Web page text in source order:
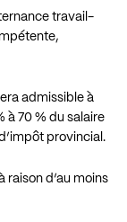
travail-
admissible à
à 70 % du salaire
provincial.
raison d’au moins